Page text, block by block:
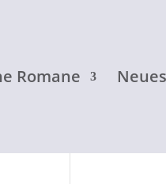
Romane Neues